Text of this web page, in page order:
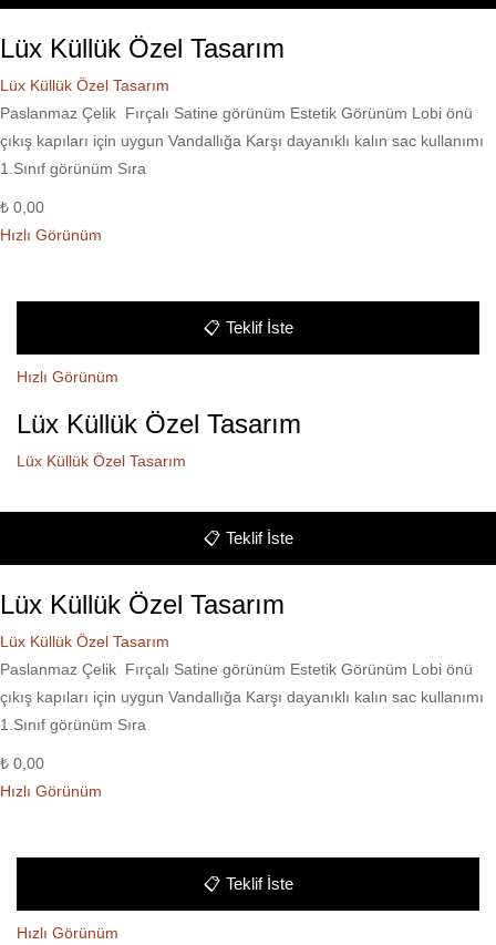
Lüx Küllük Özel Tasarım
Lüx Küllük Özel Tasarım
Paslanmaz Çelik Fırçalı Satine görünüm Estetik Görünüm Lobi önü
çıkış kapıları için uygun Vandallığa Karşı dayanıklı kalın sac kullanımı
1.Sınıf görünüm Sıra
₺ 0,00
Hızlı Görünüm
📋 Teklif İste
Hızlı Görünüm
Lüx Küllük Özel Tasarım
Lüx Küllük Özel Tasarım
📋 Teklif İste
Lüx Küllük Özel Tasarım
Lüx Küllük Özel Tasarım
Paslanmaz Çelik Fırçalı Satine görünüm Estetik Görünüm Lobi önü
çıkış kapıları için uygun Vandallığa Karşı dayanıklı kalın sac kullanımı
1.Sınıf görünüm Sıra
₺ 0,00
Hızlı Görünüm
📋 Teklif İste
Hızlı Görünüm